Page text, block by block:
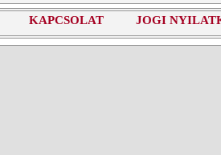
KAPCSOLAT JOGI